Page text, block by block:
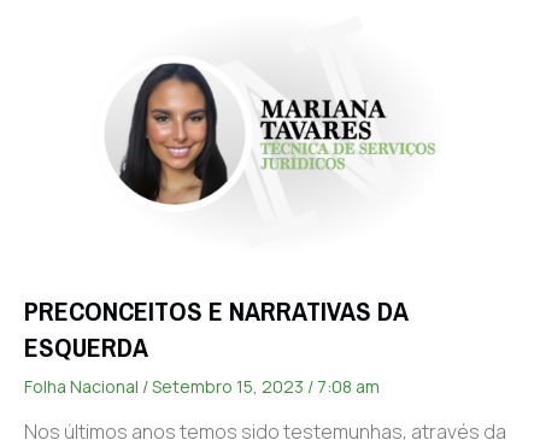
PRECONCEITOS E NARRATIVAS DA
ESQUERDA
Folha Nacional Setembro 15, 2023 7:08 am
Nos últimos anos temos sido testemunhas, através da